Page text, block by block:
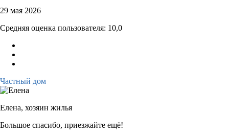
29 мая 2026
Средняя оценка пользователя: 10,0
Частный дом
Елена, хозяин жилья
Большое спасибо, приезжайте ещё!